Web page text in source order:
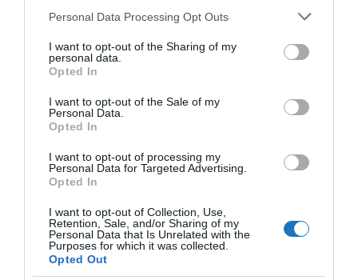
Please note that this website/app uses one or more Google
not limited to your visit or usage behaviour. You may click to
grant or deny consent to Google and its third-party tags to
use your data for below specified purposes in below Google
consent section.
Personal Data Processing Opt Outs
I want to opt-out of the Sharing of my
personal data.
Opted In
I want to opt-out of the Sale of my
Personal Data.
Opted In
I want to opt-out of processing my
Personal Data for Targeted Advertising.
Opted In
I want to opt-out of Collection, Use,
Retention, Sale, and/or Sharing of my
Personal Data that Is Unrelated with the
Purposes for which it was collected.
Opted Out
A turizmus világának precíz híreivel vár az
Utazás
csoport.
Az egész hétvégés programsorozat az izgalmas
programok, tartalmas beszélgetések mellett
A Viator Természetjáró és Kulturális Egyesület, a
Péliföldszentkereszti Szalézi Rendház, a Gerecse
Natúrpark Látogatóközpont és aHungary NEXT
ország-márka-műhely szervezésében (korábban
írtam projektjükről